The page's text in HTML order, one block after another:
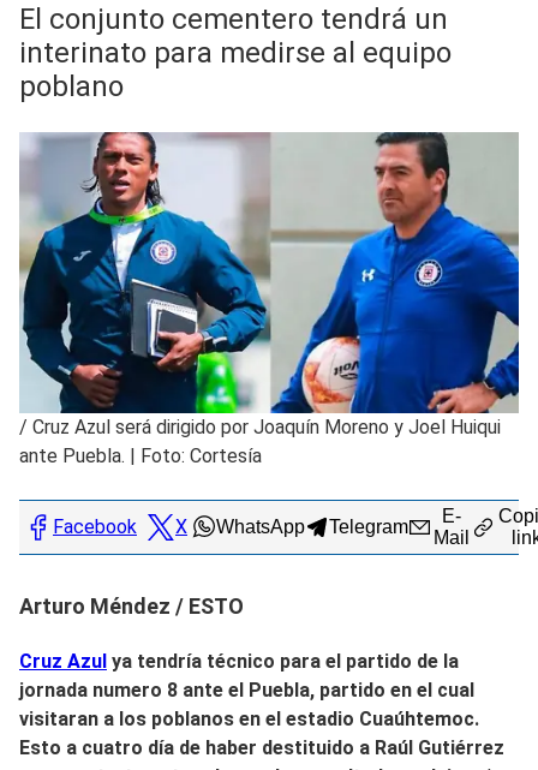
El conjunto cementero tendrá un
interinato para medirse al equipo
poblano
/ Cruz Azul será dirigido por Joaquín Moreno y Joel Huiqui
ante Puebla. | Foto: Cortesía
Facebook X WhatsApp Telegram
E-
Mail
Arturo Méndez / ESTO
Cruz Azul ya tendría técnico para el partido de la
jornada numero 8 ante el Puebla, partido en el cual
visitaran a los poblanos en el estadio Cuaúhtemoc.
Esto a cuatro día de haber destituido a Raúl Gutiérrez